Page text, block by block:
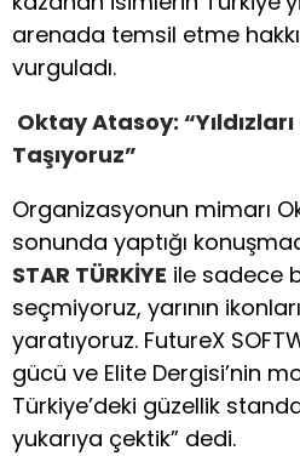
arenada temsil etme hakkı
vurguladı.
Oktay Atasoy:
Taşıyoruz”
Organizasyonun mimarı
sonunda yaptığı
STAR TÜRKİYE ile sadece
seçmiyoruz, yarının
yaratıyoruz. FutureX
gücü ve Elite Dergisi’nin
Türkiye’deki güzellik
yukarıya çektik” dedi.